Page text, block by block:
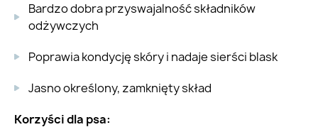
Bardzo dobra przyswajalność składników
odżywczych
Poprawia kondycję skóry i nadaje sierści blask
Jasno określony, zamknięty skład
Korzyści dla psa: